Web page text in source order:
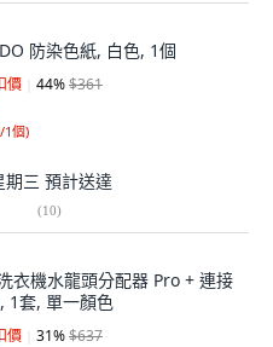
防染色紙, 白色, 1個
價 44%$361
1個)
期三 預計送達
(10)
衣機水龍頭分配器 Pro + 連接
1套, 單一顏色
價 31%$637